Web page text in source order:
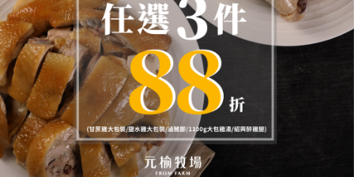
【味噌燒雞】這道日本國民美食，直接
配五碗飯